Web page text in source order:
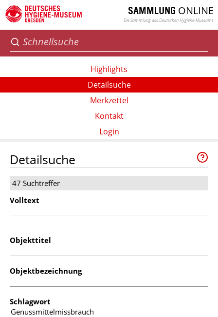
SAMMLUNG ONLINE
Die Sammlung des Deutschen Hygiene-Museums
Highlights
Detailsuche
Merkzettel
Kontakt
Login
Detailsuche
47 Suchtreffer
Volltext
Objekttitel
Objektbezeichnung
Schlagwort